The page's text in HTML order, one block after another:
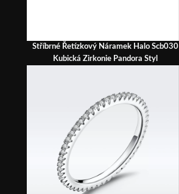
Stříbrné Řetízkový Náramek Halo Scb030
Kubická Zirkonie Pandora Styl